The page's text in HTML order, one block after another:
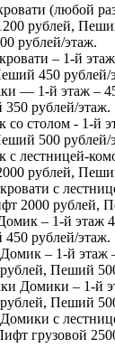
(любой
рублей,
рублей/этаж.
– 1-й
450 рублей/
— 1-й этаж –
рублей/этаж.
со столом - 1-й
500 рублей/
с лестницей-
рублей,
с
2000 рублей,
– 1-й этаж
рублей/этаж.
– 1-й этаж
Пеший
Домики – 1-й
Пеший
с
грузовой